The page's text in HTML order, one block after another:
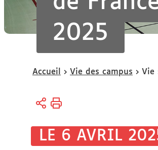
2025
Vous
ici :
Accueil Vie des campus Vie
LE 6 AVRIL